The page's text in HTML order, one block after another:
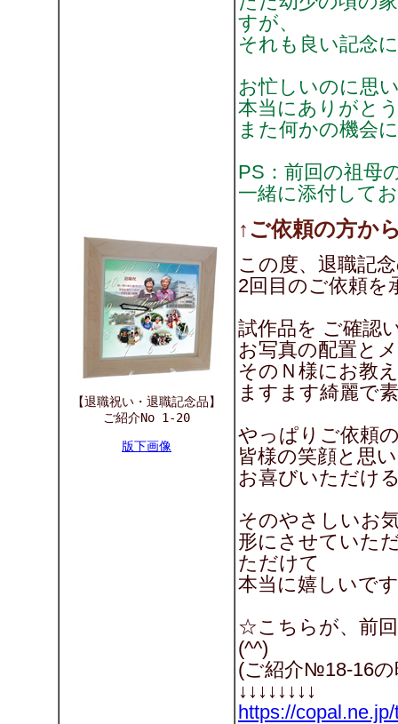
【退職祝い・退職記念品】
ご紹介No 1-20
版下画像
すが、
それも良い記念
お忙しいのに思
本当にありがと
また何かの機会
PS：前回の祖母
一緒に添付して
↑ご依頼の方か
この度、退職記
2回目のご依頼を
試作品を ご確認
お写真の配置と
そのＮ様にお教
ますます綺麗で
やっぱりご依頼
皆様の笑顔と思
お喜びいただけ
そのやさしいお
形にさせていた
ただけて
本当に嬉しいで
☆こちらが、前
(^^)
(ご紹介№18-16の
↓↓↓↓↓↓↓↓
https://